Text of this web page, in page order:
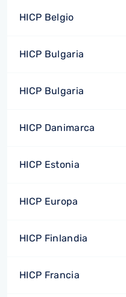
HICP Belgio
HICP Bulgaria
HICP Bulgaria
HICP Danimarca
HICP Estonia
HICP Europa
HICP Finlandia
HICP Francia